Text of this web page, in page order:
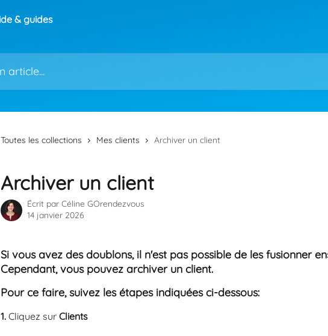
Toutes les collections Mes clients Archiver un client
Archiver un client
Écrit par Céline GOrendezvous
14 janvier 2026
Si vous avez des doublons, il n'est pas possible de les fusionner
Cependant, vous pouvez archiver un client.
Pour ce faire, suivez les étapes indiquées ci-dessous:
1. Cliquez sur Clients